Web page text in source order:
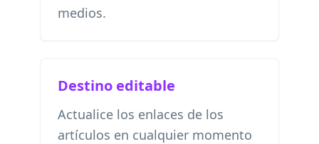
medios.
Destino editable
Actualice los enlaces de los
artículos en cualquier momento